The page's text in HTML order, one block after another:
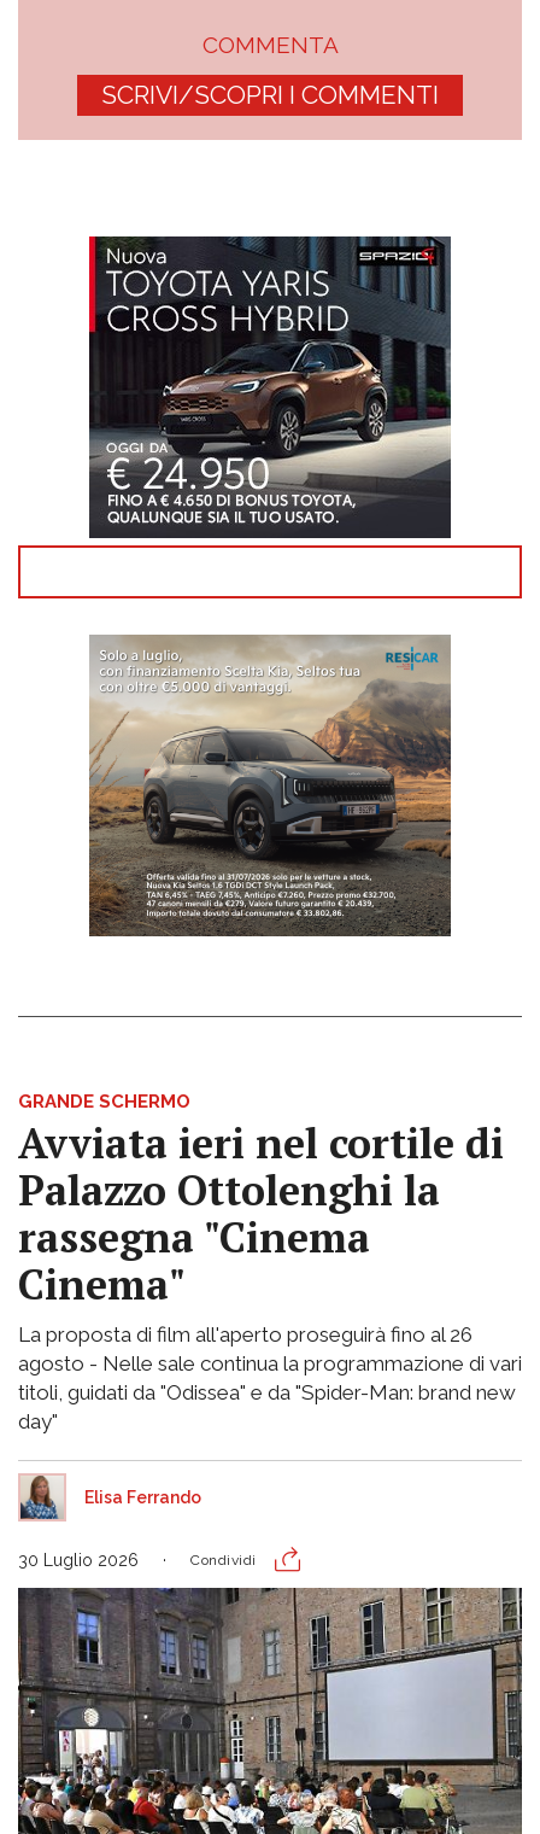
COMMENTA
SCRIVI/SCOPRI I COMMENTI
GRANDE SCHERMO
Avviata ieri nel cortile di
Palazzo Ottolenghi la
rassegna "Cinema
Cinema"
La proposta di film all'aperto proseguirà fino al 26
agosto - Nelle sale continua la programmazione di vari
titoli, guidati da "Odissea" e da "Spider-Man: brand new
day"
Elisa Ferrando
30 Luglio 2026 Condividi